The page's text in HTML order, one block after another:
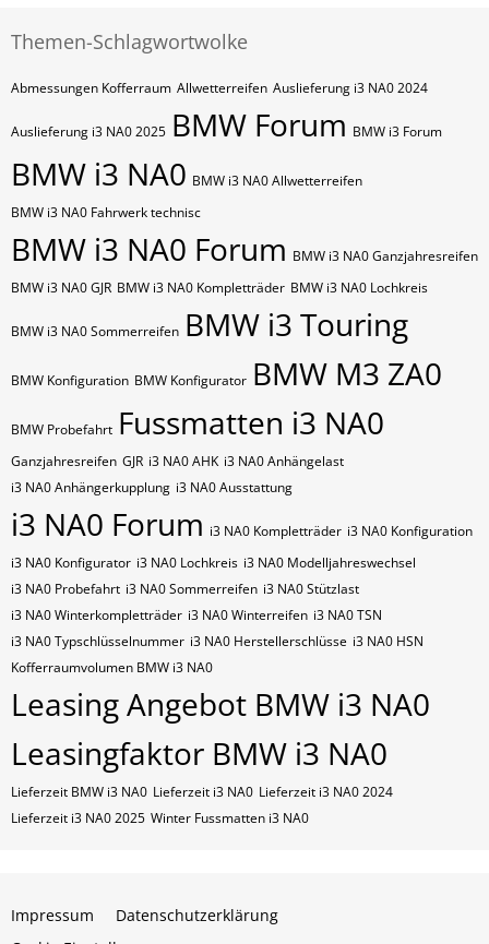
Themen-Schlagwortwolke
Abmessungen Kofferraum Allwetterreifen Auslieferung i3 NA0 2024
Auslieferung i3 NA0 2025 BMW Forum BMW i3 Forum
BMW i3 NA0 BMW i3 NA0 Allwetterreifen
BMW i3 NA0 Fahrwerk technisc
BMW i3 NA0 Forum BMW i3 NA0 Ganzjahresreifen
BMW i3 NA0 GJR BMW i3 NA0 Kompletträder BMW i3 NA0 Lochkreis
BMW i3 NA0 Sommerreifen BMW i3 Touring
BMW Konfiguration BMW Konfigurator BMW M3 ZA0
BMW Probefahrt Fussmatten i3 NA0
Ganzjahresreifen GJR i3 NA0 AHK i3 NA0 Anhängelast
i3 NA0 Anhängerkupplung i3 NA0 Ausstattung
i3 NA0 Forum i3 NA0 Kompletträder i3 NA0 Konfiguration
i3 NA0 Konfigurator i3 NA0 Lochkreis i3 NA0 Modelljahreswechsel
i3 NA0 Probefahrt i3 NA0 Sommerreifen i3 NA0 Stützlast
i3 NA0 Winterkompletträder i3 NA0 Winterreifen i3 NA0​​​​ TSN
i3 NA0​​​​ Typschlüsselnummer i3 NA0​​​​​ Herstellerschlüsse i3 NA0​​​​​ HSN
Kofferraumvolumen BMW i3 NA0
Leasing Angebot BMW i3 NA0
Leasingfaktor BMW i3 NA0
Lieferzeit BMW i3 NA0 Lieferzeit i3 NA0 Lieferzeit i3 NA0 2024
Lieferzeit i3 NA0 2025 Winter Fussmatten i3 NA0
Impressum
Datenschutzerklärung